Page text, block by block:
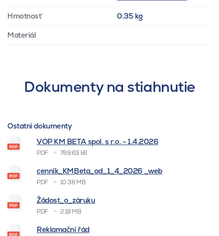
Hmotnosť 0.35 kg
Materiál
Dokumenty na stiahnutie
Ostatní dokumenty
VOP KM BETA spol. s r.o. - 1.4.2026
PDF 769.63 kB
cenník_KMBeta_od_1_4_2026 _web
PDF 10.38 MB
Žádost_o_záruku
PDF 2.18 MB
Reklamační řád